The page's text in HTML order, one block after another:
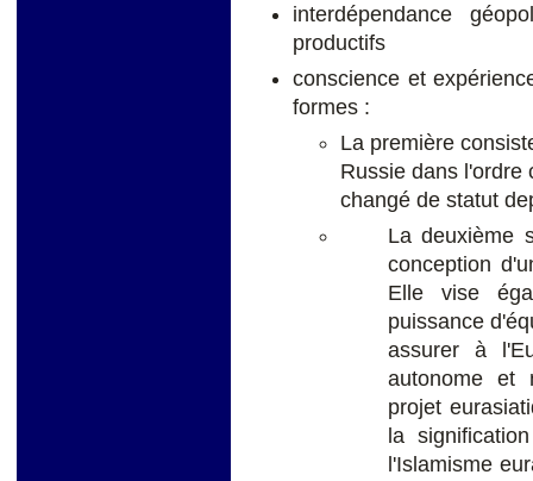
interdépendance
productifs
conscience et
formes :
La première
Russie dans l'ordre
changé de statut
La deuxième
conception
Elle vise
puissance
assurer à
autonome et
projet
la
l'Islamisme